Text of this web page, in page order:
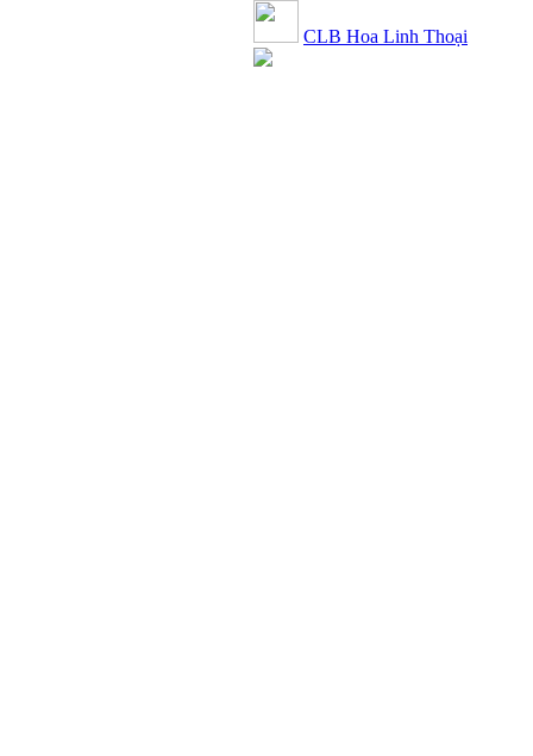
CLB Hoa Linh Thoại